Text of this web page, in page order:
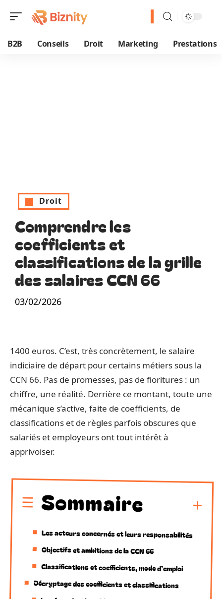
B2B Conseils Droit Marketing Prestations
Droit
Comprendre les
coefficients et
classifications de la grille
des salaires CCN 66
03/02/2026
1400 euros. C’est, très concrètement, le salaire
indiciaire de départ pour certains métiers sous la
CCN 66. Pas de promesses, pas de fioritures : un
chiffre, une réalité. Derrière ce montant, toute une
mécanique s’active, faite de coefficients, de
classifications et de règles parfois obscures que
salariés et employeurs ont tout intérêt à
apprivoiser.
Sommaire
Les acteurs concernés et leurs responsabilités
Objectifs et ambitions de la CCN 66
Classifications et coefficients, mode d’emploi
Décryptage des coefficients et classifications